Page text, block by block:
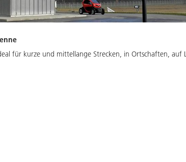
für kurze und mittellange Strecken, in Ortschaften, auf